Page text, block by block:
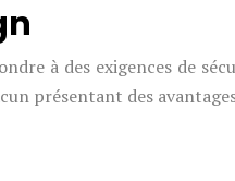
à des exigences de
présentant des